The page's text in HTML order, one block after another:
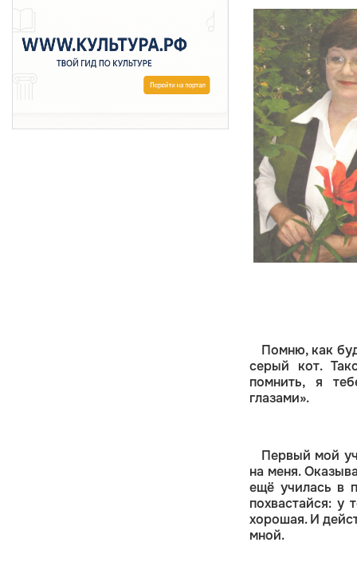
Помню, как
серый кот.
помнить, я
глазами».
Первый мой
на меня.
ещё училась в
похвастайся: у
хорошая. И
мной.